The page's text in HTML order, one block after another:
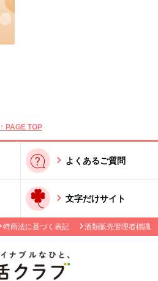
↑ PAGE TOP
よくあるご質問
文字だけサイト
特商法に基づく表記 酒類販売管理者標識